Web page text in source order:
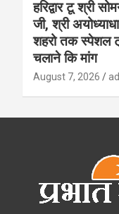
हरिद्वार टू श्री
जी, श्री
शहरो तक स्पेशल
चलाने कि मांग
August 7, 2026